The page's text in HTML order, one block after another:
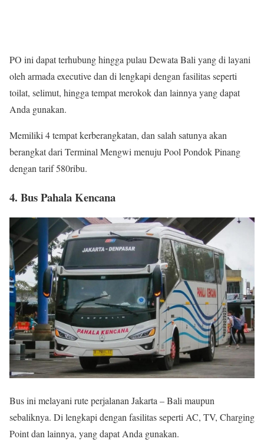
PO ini dapat terhubung hingga pulau Dewata Bali yang di layani
oleh armada executive dan di lengkapi dengan fasilitas seperti
toilat, selimut, hingga tempat merokok dan lainnya yang dapat
Anda gunakan.
Memiliki 4 tempat kerberangkatan, dan salah satunya akan
berangkat dari Terminal Mengwi menuju Pool Pondok Pinang
dengan tarif 580ribu.
4. Bus Pahala Kencana
Bus ini melayani rute perjalanan Jakarta – Bali maupun
sebaliknya. Di lengkapi dengan fasilitas seperti AC, TV, Charging
Point dan lainnya, yang dapat Anda gunakan.